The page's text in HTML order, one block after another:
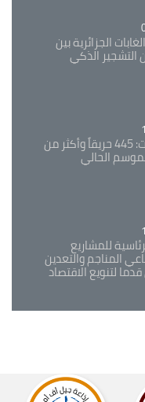
الجزائرية بين
الذكي
المدير العام للغابات: 445 حريقاً وأكثر من
للمشاريع
المناجم والتعدين
لتنويع الاقتصاد